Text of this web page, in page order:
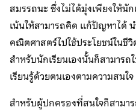
สมรรถนะ ซึ่งไม่ได้มุ่งเพียงให้
เน้นให้สามารถคิด แก้ปัญหาได้
คณิตศาสตร์ไปใช้ประโยชน์ในชี
สำหรับนักเรียนเองนั้นก็สามาร
เรียนรู้ด้วยตนเองตามความสนใจ
สำหรับผู้ปกครองที่สนใจก็สามา